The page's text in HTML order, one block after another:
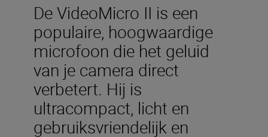
De VideoMicro II is een
populaire, hoogwaardige
microfoon die het geluid
van je camera direct
verbetert. Hij is
ultracompact, licht en
gebruiksvriendelijk en